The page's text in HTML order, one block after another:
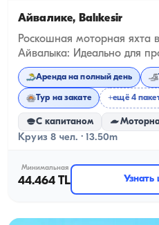
Айвалике, Balıkesir
Роскошная моторная яхта
Айвалыка: Идеально для
частных вечеринок
Аренда на полный день
Тур на закате +ещё 4
С капитаном
Круиз 8 чел. · 13.50m
Минимальная
44.464 TL Узнать